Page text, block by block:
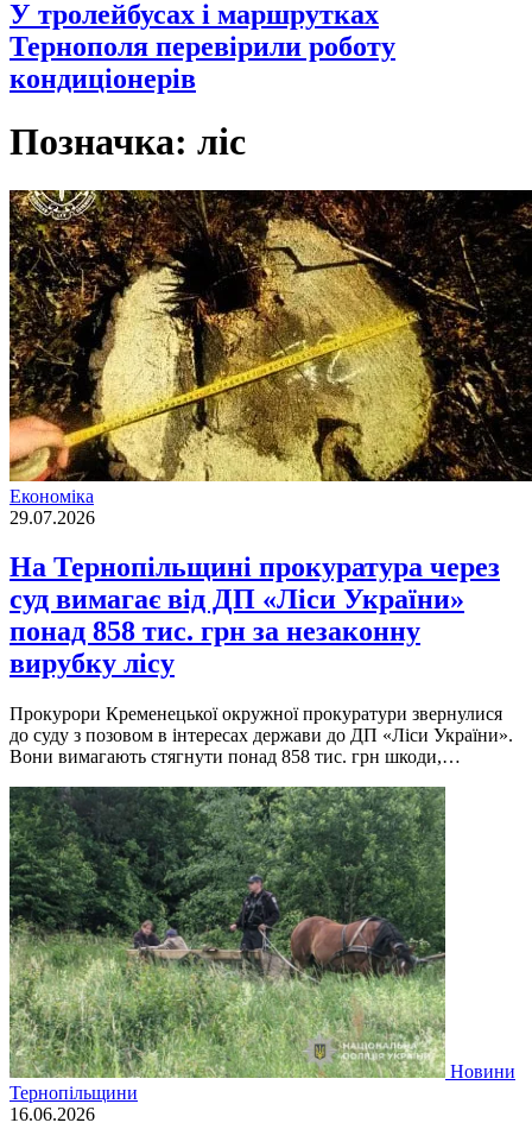
У тролейбусах і маршрутках
Тернополя перевірили роботу
кондиціонерів
Позначка: ліс
Економіка
29.07.2026
На Тернопільщині прокуратура через
суд вимагає від ДП «Ліси України»
понад 858 тис. грн за незаконну
вирубку лісу
Прокурори Кременецької окружної прокуратури звернулися
до суду з позовом в інтересах держави до ДП «Ліси України».
Вони вимагають стягнути понад 858 тис. грн шкоди,…
Новини
Тернопільщини
16.06.2026